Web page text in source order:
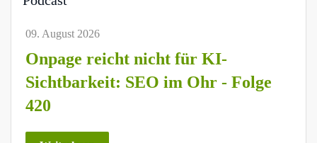
09. August 2026
Onpage reicht nicht für KI-
Sichtbarkeit: SEO im Ohr - Folge
420